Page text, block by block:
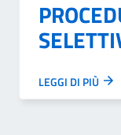
LEGGI DI PIÙ